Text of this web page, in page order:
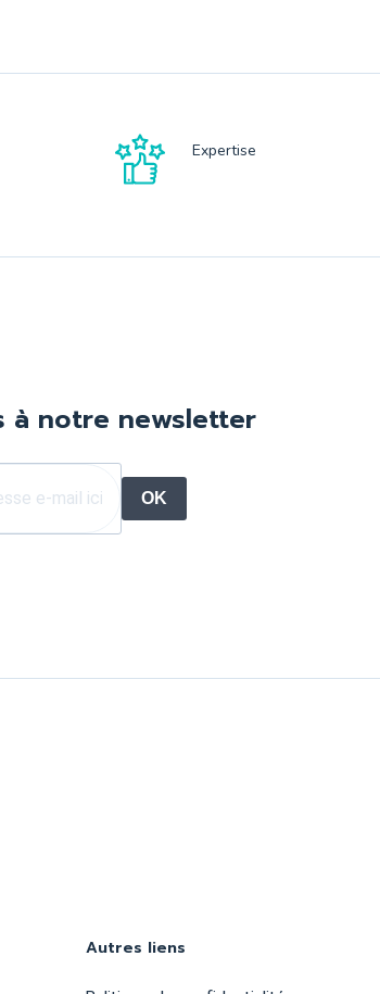
Expertise
à notre newsletter
OK
Autres liens